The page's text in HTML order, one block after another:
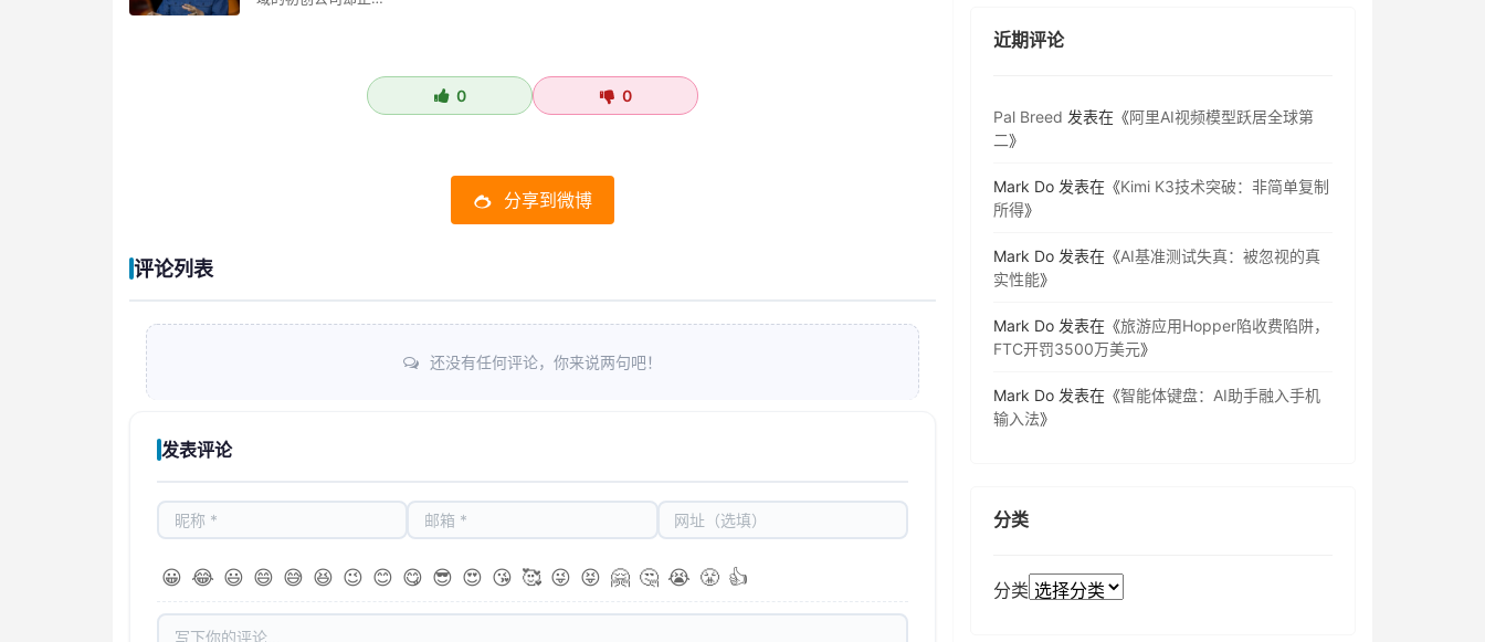
0 0
分享到微博
评论列表
还没有任何评论，你来说两句吧！
发表评论
😀 😂 😃 😄 😅 😆 😉 😊 😋 😎 😍 😘 🥰 😜 😝 🤗 🤔 😭 😤 👍
近期评论
Pal Breed 发表在《阿里AI视频模型跃居全球第
二》
Mark Do 发表在《Kimi K3技术突破：非简单复制
所得》
Mark Do 发表在《AI基准测试失真：被忽视的真
实性能》
Mark Do 发表在《旅游应用Hopper陷收费陷阱，
FTC开罚3500万美元》
Mark Do 发表在《智能体键盘：AI助手融入手机
输入法》
分类
分类